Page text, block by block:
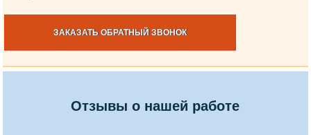
ЗАКАЗАТЬ ОБРАТНЫЙ ЗВОНОК
Отзывы о нашей работе